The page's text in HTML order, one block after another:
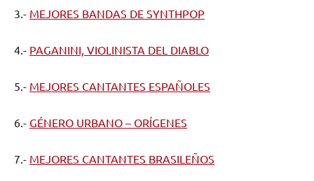
3.- MEJORES BANDAS DE SYNTHPOP
4.- PAGANINI, VIOLINISTA DEL DIABLO
5.- MEJORES CANTANTES ESPAÑOLES
6.- GÉNERO URBANO – ORÍGENES
7.- MEJORES CANTANTES BRASILEÑOS